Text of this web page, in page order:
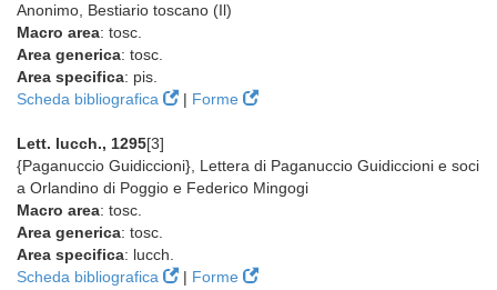
Anonimo, Bestiario toscano (Il)
Macro area: tosc.
Area generica: tosc.
Area specifica: pis.
Scheda bibliografica
| Forme
Lett. lucch., 1295[3]
{Paganuccio Guidiccioni}, Lettera di Paganuccio Guidiccioni e soci
a Orlandino di Poggio e Federico Mingogi
Macro area: tosc.
Area generica: tosc.
Area specifica: lucch.
Scheda bibliografica
| Forme